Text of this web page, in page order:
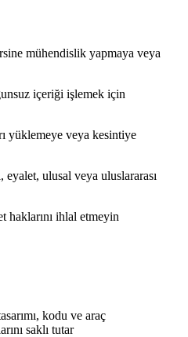
mühendislik yapmaya veya
içeriği işlemek için
yüklemeye veya kesintiye
ulusal veya uluslararası
haklarını ihlal etmeyin
kodu ve araç
saklı tutar